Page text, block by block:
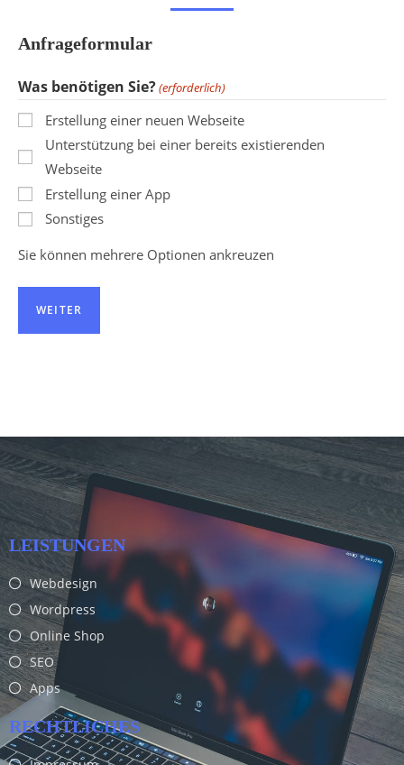
Anfrageformular
Was benötigen Sie?(erforderlich)
Erstellung einer neuen Webseite
Unterstützung bei einer bereits existierenden
Webseite
Erstellung einer App
Sonstiges
Sie können mehrere Optionen ankreuzen
LEISTUNGEN
Webdesign
Wordpress
Online Shop
SEO
Apps
RECHTLICHES